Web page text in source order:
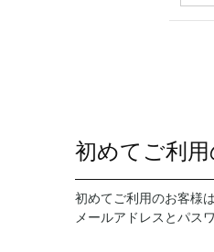
初めてご利
初めてご利用のお客様
メールアドレスとパス